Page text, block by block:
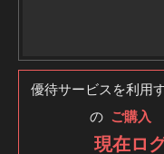
優待サービスを利用
の ご購入
現在ロ